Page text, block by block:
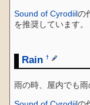
Sound of Cyrodiilの
を推奨しています。
Rain †
雨の時、屋内でも雨